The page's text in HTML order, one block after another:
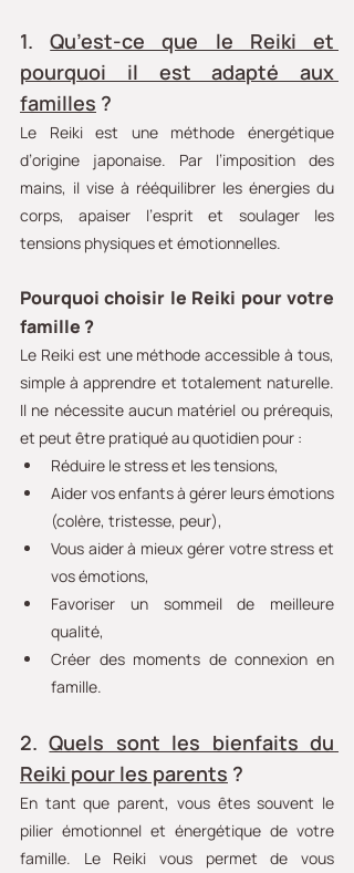
1. Qu’est-ce que le Reiki et
pourquoi il est adapté aux
familles ?
Le Reiki est une méthode énergétique
d’origine japonaise. Par l’imposition des
mains, il vise à rééquilibrer les énergies du
corps, apaiser l’esprit et soulager les
tensions physiques et émotionnelles.
Pourquoi choisir le Reiki pour votre
famille ?
Le Reiki est une méthode accessible à tous,
simple à apprendre et totalement naturelle.
Il ne nécessite aucun matériel ou prérequis,
et peut être pratiqué au quotidien pour :
Réduire le stress et les tensions,
Aider vos enfants à gérer leurs émotions
(colère, tristesse, peur),
Vous aider à mieux gérer votre stress et
vos émotions,
Favoriser un sommeil de meilleure
qualité,
Créer des moments de connexion en
famille.
2. Quels sont les bienfaits du
Reiki pour les parents ?
En tant que parent, vous êtes souvent le
pilier émotionnel et énergétique de votre
famille. Le Reiki vous permet de vous